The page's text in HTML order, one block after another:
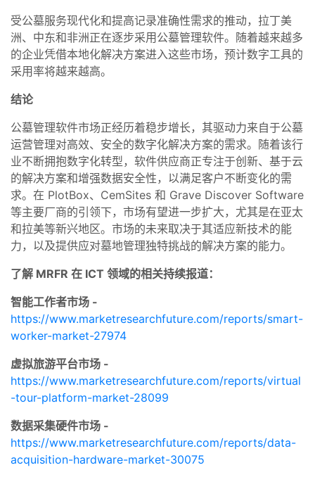
受公墓服务现代化和提高记录准确性需求的推动，拉丁美
洲、中东和非洲正在逐步采用公墓管理软件。随着越来越多
的企业凭借本地化解决方案进入这些市场，预计数字工具的
采用率将越来越高。
结论
公墓管理软件市场正经历着稳步增长，其驱动力来自于公墓
运营管理对高效、安全的数字化解决方案的需求。随着该行
业不断拥抱数字化转型，软件供应商正专注于创新、基于云
的解决方案和增强数据安全性，以满足客户不断变化的需
求。在 PlotBox、CemSites 和 Grave Discover Software
等主要厂商的引领下，市场有望进一步扩大，尤其是在亚太
和拉美等新兴地区。市场的未来取决于其适应新技术的能
力，以及提供应对墓地管理独特挑战的解决方案的能力。
了解 MRFR 在 ICT 领域的相关持续报道：
智能工作者市场 -
https://www.marketresearchfuture.com/reports/smart-
worker-market-27974
虚拟旅游平台市场 -
https://www.marketresearchfuture.com/reports/virtual
-tour-platform-market-28099
数据采集硬件市场 -
https://www.marketresearchfuture.com/reports/data-
acquisition-hardware-market-30075